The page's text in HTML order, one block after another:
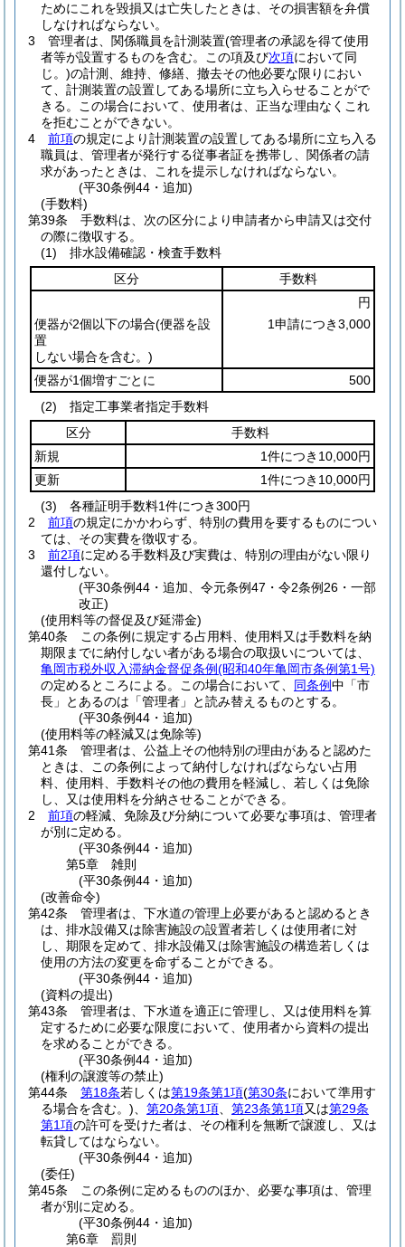
ためにこれを毀損又は亡失したときは、その損害額を弁償
しなければならない。
3
管理者は、関係職員を計測装置(管理者の承認を得て使用
者等が設置するものを含む。この項及び次項において同
じ。)の計測、維持、修繕、撤去その他必要な限りにおい
て、計測装置の設置してある場所に立ち入らせることがで
きる。
この場合において、使用者は、正当な理由なくこれ
を拒むことができない。
4
前項の規定により計測装置の設置してある場所に立ち入る
職員は、管理者が発行する従事者証を携帯し、関係者の請
求があったときは、これを提示しなければならない。
(平30条例44・追加)
(手数料)
第39条
手数料は、次の区分により申請者から申請又は交付
の際に徴収する。
(1)
排水設備確認・検査手数料
区分
手数料
円
便器が2個以下の場合(便器を設
置
しない場合を含む。)
1申請につき3,000
便器が1個増すごとに
500
(2)
指定工事業者指定手数料
区分
手数料
新規
1件につき10,000円
更新
1件につき10,000円
(3)
各種証明手数料1件につき300円
2
前項の規定にかかわらず、特別の費用を要するものについ
ては、その実費を徴収する。
3
前2項に定める手数料及び実費は、特別の理由がない限り
還付しない。
(平30条例44・追加、令元条例47・令2条例26・一部
改正)
(使用料等の督促及び延滞金)
第40条
この条例に規定する占用料、使用料又は手数料を納
期限までに納付しない者がある場合の取扱いについては、
亀岡市税外収入滞納金督促条例(昭和40年亀岡市条例第1号)
の定めるところによる。
この場合において、 同条例中「市
長」とあるのは「管理者」と読み替えるものとする。
(平30条例44・追加)
(使用料等の軽減又は免除等)
第41条
管理者は、公益上その他特別の理由があると認めた
ときは、この条例によって納付しなければならない占用
料、使用料、手数料その他の費用を軽減し、若しくは免除
し、又は使用料を分納させることができる。
2
前項の軽減、免除及び分納について必要な事項は、管理者
が別に定める。
(平30条例44・追加)
第5章
雑則
(平30条例44・追加)
(改善命令)
第42条
管理者は、下水道の管理上必要があると認めるとき
は、排水設備又は除害施設の設置者若しくは使用者に対
し、期限を定めて、排水設備又は除害施設の構造若しくは
使用の方法の変更を命ずることができる。
(平30条例44・追加)
(資料の提出)
第43条
管理者は、下水道を適正に管理し、又は使用料を算
定するために必要な限度において、使用者から資料の提出
を求めることができる。
(平30条例44・追加)
(権利の譲渡等の禁止)
第44条
第18条若しくは第19条第1項(第30条において準用す
る場合を含む。)
第20条第1項 第23条第1項又は第29条
第1項の許可を受けた者は、その権利を無断で譲渡し、又は
転貸してはならない。
(平30条例44・追加)
(委任)
第45条
この条例に定めるもののほか、必要な事項は、管理
者が別に定める。
(平30条例44・追加)
第6章
罰則